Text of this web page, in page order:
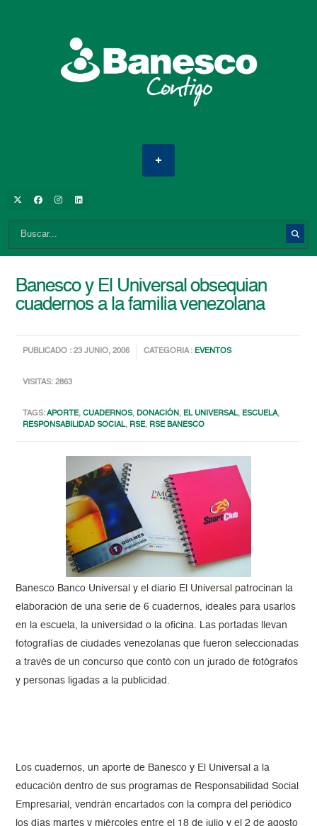
Banesco y El Universal obsequian
cuadernos a la familia venezolana
PUBLICADO : 23 JUNIO, 2006 CATEGORIA : EVENTOS
VISITAS: 2863
TAGS:APORTE,CUADERNOS,DONACIÓN, EL UNIVERSAL, ESCUELA,
RESPONSABILIDAD SOCIAL, RSE, RSE BANESCO
Banesco Banco Universal y el diario El Universal patrocinan la
elaboración de una serie de 6 cuadernos, ideales para usarlos
en la escuela, la universidad o la oficina. Las portadas llevan
fotografías de ciudades venezolanas que fueron seleccionadas
a través de un concurso que contó con un jurado de fotógrafos
y personas ligadas a la publicidad.
Los cuadernos, un aporte de Banesco y El Universal a la
educación dentro de sus programas de Responsabilidad Social
Empresarial, vendrán encartados con la compra del periódico
los días martes y miércoles entre el 18 de julio y el 2 de agosto